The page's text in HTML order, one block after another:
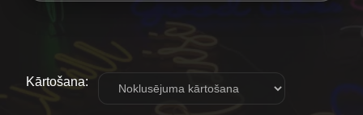
Kārtošana: